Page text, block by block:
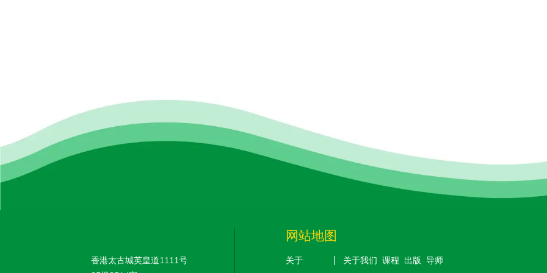
香港太古城英皇道1111号
网站地图
关于 关于我们 课程 出版 导师